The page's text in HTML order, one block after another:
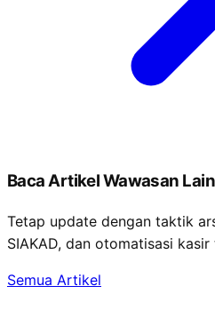
Baca Artikel Wawasan
Tetap update dengan taktik
SIAKAD, dan otomatisasi
Semua Artikel